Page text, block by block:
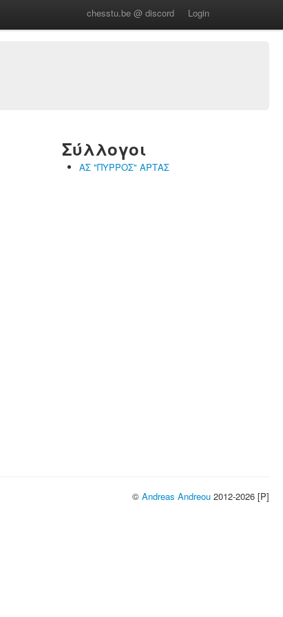
chesstu.be @ discord Login
Σύλλογοι
ΑΣ "ΠΥΡΡΟΣ" ΑΡΤΑΣ
© Andreas Andreou 2012-2026 [P]